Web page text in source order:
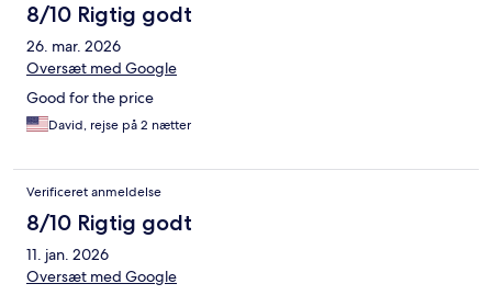
8/10 Rigtig godt
26. mar. 2026
Oversæt med Google
Good for the price
David, rejse på 2 nætter
Verificeret anmeldelse
8/10 Rigtig godt
11. jan. 2026
Oversæt med Google